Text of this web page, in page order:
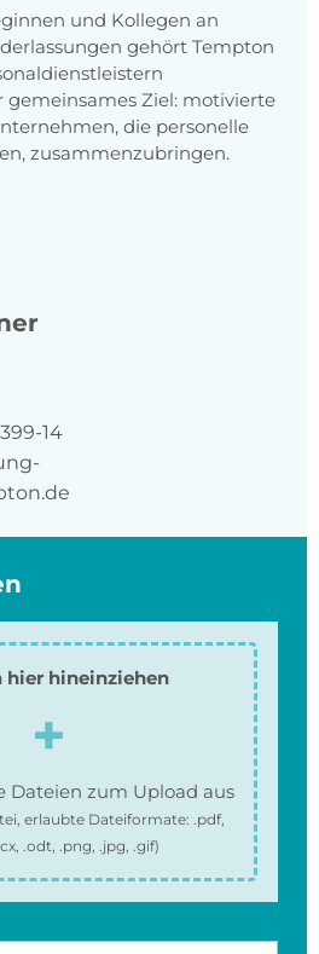
und Kollegen an
gehört Tempton
gemeinsames Ziel: motivierte
die personelle
zusammenzubringen.
14
hier hineinziehen
Dateien zum Upload aus
erlaubte Dateiformate: .pdf,
.odt, .png, .jpg, .gif)